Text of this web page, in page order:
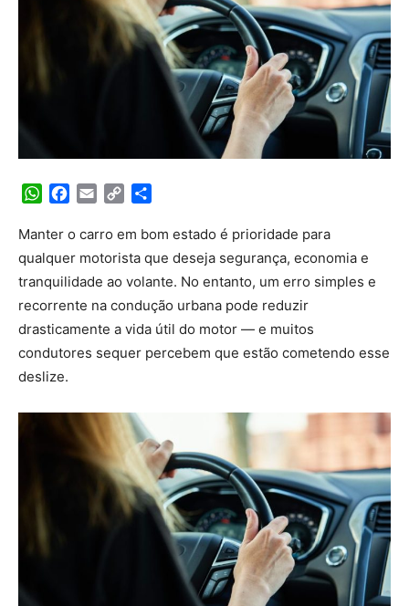
WhatsApp
Facebook
Email Copy
Manter o carro em bom estado é prioridade para
qualquer motorista que deseja segurança, economia e
tranquilidade ao volante. No entanto, um erro simples e
recorrente na condução urbana pode reduzir
drasticamente a vida útil do motor — e muitos
condutores sequer percebem que estão cometendo esse
deslize.